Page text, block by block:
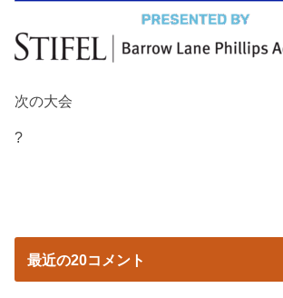
次の大会
?
最近の20コメント